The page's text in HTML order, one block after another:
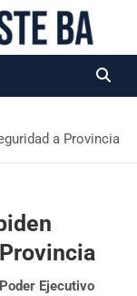
a Provincia
Ejecutivo